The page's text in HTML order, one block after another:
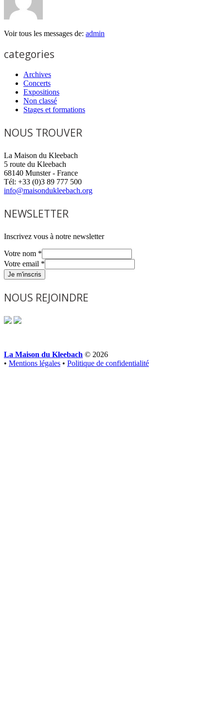
Voir tous les messages de: admin
categories
Archives
Concerts
Expositions
Non classé
Stages et formations
NOUS TROUVER
La Maison du Kleebach
5 route du Kleebach
68140 Munster - France
Tél: +33 (0)3 89 777 500
info@maisondukleebach.org
NEWSLETTER
Inscrivez vous à notre newsletter
Votre nom *
Votre email *
Je m'inscris
NOUS REJOINDRE
La Maison du Kleebach © 2026
• Mentions légales • Politique de confidentialité